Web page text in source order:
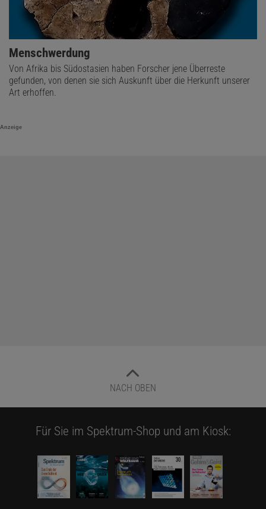
Menschwerdung
Von Afrika bis Südostasien haben Forscher jene Überreste
gefunden, von denen sie sich Auskunft über die Herkunft unserer
Art erhoffen.
Anzeige
NACH OBEN
Für Sie im Spektrum-Shop und am Kiosk: